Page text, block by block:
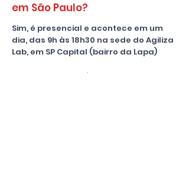
em São Paulo?
Sim, é presencial e acontece em um
dia, das 9h às 18h30 na sede do Agiliza
Lab, em SP Capital (bairro da Lapa)
Para quem mora fora de SP, tem a